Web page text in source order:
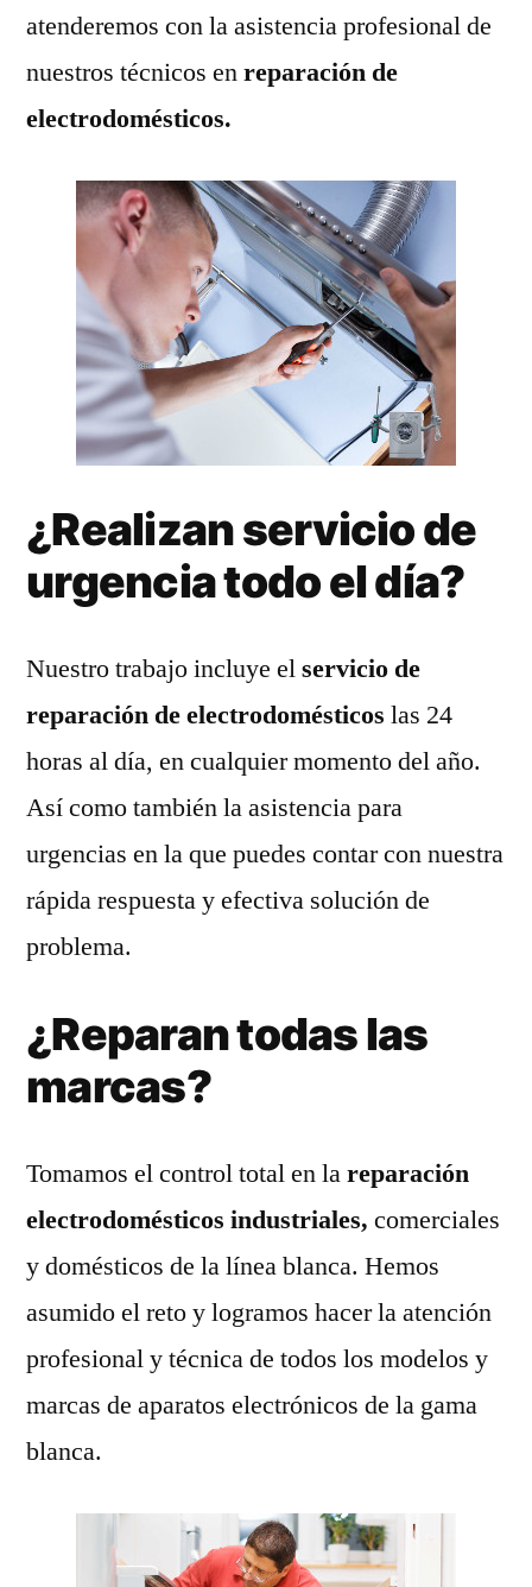
atenderemos con la asistencia profesional de
nuestros técnicos enreparación de
electrodomésticos.
¿Realizan servicio de
urgencia todo el día?
Nuestro trabajo incluye elservicio de
reparación de electrodomésticos las 24
horas al día, en cualquier momento del año.
Así como también la asistencia para
urgencias en la que puedes contar con nuestra
rápida respuesta y efectiva solución de
problema.
¿Reparan todas las
marcas?
Tomamos el control total en lareparación
electrodomésticos industriales, comerciales
y domésticos de la línea blanca. Hemos
asumido el reto y logramos hacer la atención
profesional y técnica de todos los modelos y
marcas de aparatos electrónicos de la gama
blanca.